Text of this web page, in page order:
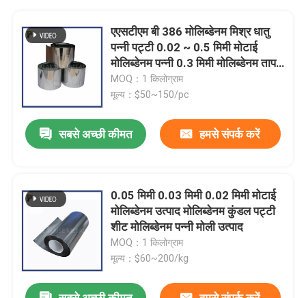
एएसटीएम बी 386 मोलिब्डेनम मिश्र धातु
पन्नी पट्टी 0.02 ~ 0.5 मिमी मोटाई
मोलिब्डेनम पन्नी 0.3 मिमी मोलिब्डेनम ताप
पट्टी मोली पन्नी
MOQ：1 किलोग्राम
मूल्य：$50~150/pc
सबसे अच्छी कीमत हमसे संपर्क करें
0.05 मिमी 0.03 मिमी 0.02 मिमी मोटाई
मोलिब्डेनम उत्पाद मोलिब्डेनम कुंडल पट्टी
शीट मोलिब्डेनम पन्नी मोली उत्पाद
MOQ：1 किलोग्राम
मूल्य：$60~200/kg